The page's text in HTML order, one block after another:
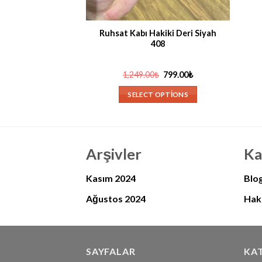
HIZLI GÖRÜNÜM
Ruhsat Kabı Hakiki Deri Siyah
408
1,249.00₺ Orijinal
1,249.00₺.
799.00₺Şu
SELECT OPTIONS
Arşivler
Kasım 2024
Ağustos 2024
SAYFALAR